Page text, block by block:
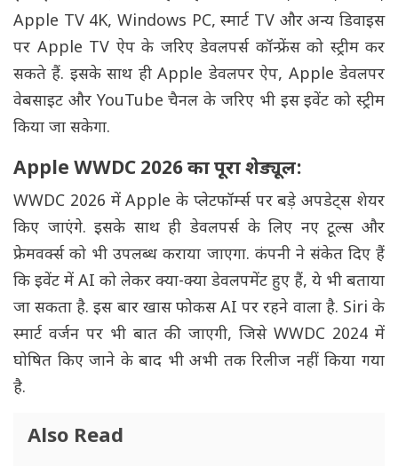
Apple TV 4K, Windows PC, स्मार्ट TV और अन्य डिवाइस
पर Apple TV ऐप के जरिए डेवलपर्स कॉन्फ्रेंस को स्ट्रीम कर
सकते हैं. इसके साथ ही Apple डेवलपर ऐप, Apple डेवलपर
वेबसाइट और YouTube चैनल के जरिए भी इस इवेंट को स्ट्रीम
किया जा सकेगा.
Apple WWDC 2026 का पूरा शेड्यूल:
WWDC 2026 में Apple के प्लेटफॉर्म्स पर बड़े अपडेट्स शेयर
किए जाएंगे. इसके साथ ही डेवलपर्स के लिए नए टूल्स और
फ्रेमवर्क्स को भी उपलब्ध कराया जाएगा. कंपनी ने संकेत दिए हैं
कि इवेंट में AI को लेकर क्या-क्या डेवलपमेंट हुए हैं, ये भी बताया
जा सकता है. इस बार खास फोकस AI पर रहने वाला है. Siri के
स्मार्ट वर्जन पर भी बात की जाएगी, जिसे WWDC 2024 में
घोषित किए जाने के बाद भी अभी तक रिलीज नहीं किया गया
है.
Also Read